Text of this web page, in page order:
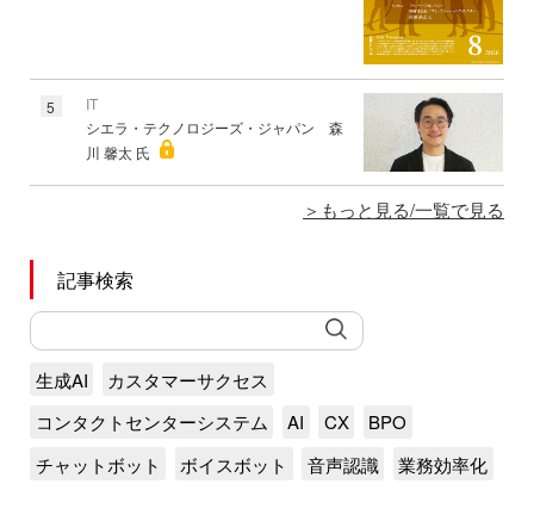
5
IT
シエラ・テクノロジーズ・ジャパン 森
川 馨太 氏
もっと見る/一覧で見る
記事検索
生成AI
カスタマーサクセス
コンタクトセンターシステム
AI CX
BPO
チャットボット
ボイスボット 音声認識 業務効率化